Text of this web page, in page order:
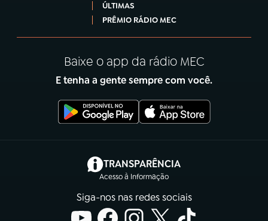
ÚLTIMAS
PRÊMIO RÁDIO MEC
Baixe o app da rádio MEC
E tenha a gente sempre com você.
TRANSPARÊNCIA
Acesso à Informação
(abre em nova aba)
Siga-nos nas redes sociais